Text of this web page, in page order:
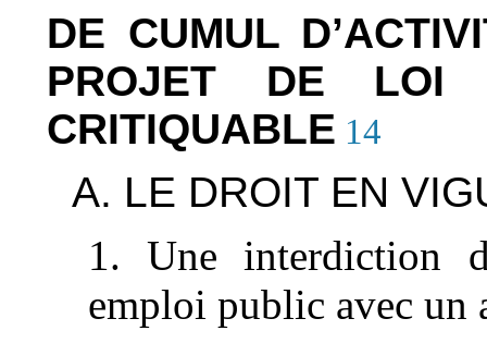
DE CUMUL
PROJET DE LOI
CRITIQUABLE 14
A. LE DROIT EN
1. Une interdiction
emploi public avec un